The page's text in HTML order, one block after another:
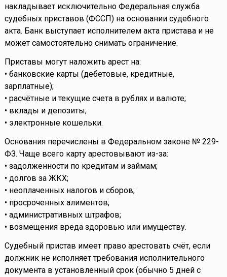
накладывает исключительно Федеральная служба
судебных приставов (ФССП) на основании судебного
акта. Банк выступает исполнителем акта пристава и не
может самостоятельно снимать ограничение.
Приставы могут наложить арест на:
• банковские карты (дебетовые, кредитные,
зарплатные);
• расчётные и текущие счета в рублях и валюте;
• вклады и депозиты;
• электронные кошельки.
Основания перечислены в Федеральном законе № 229-
ФЗ. Чаще всего карту арестовывают из-за:
• задолженности по кредитам и займам;
• долгов за ЖКХ;
• неоплаченных налогов и сборов;
• просроченных алиментов;
• административных штрафов;
• возмещения вреда здоровью или имуществу.
Судебный пристав имеет право арестовать счёт, если
должник не исполняет требования исполнительного
документа в установленный срок (обычно 5 дней с